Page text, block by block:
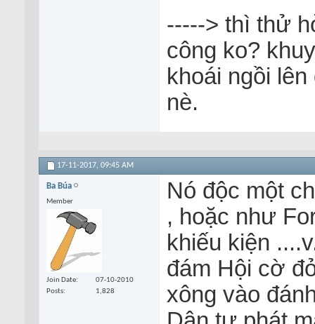
-----> thì thử
công ko?
khoái ngồi
nè.
17-11-2017, 09:45 AM
Ba Búa
Member
Join Date
07-10-2010
Posts
1,828
Nó độc một
, hoặc như
khiếu kiện
đám Hội cờ
xông vào